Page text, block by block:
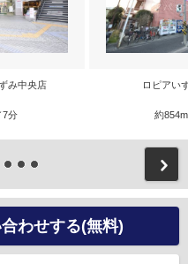
み中央店
7分
ロピアい
約
わせする(無料)